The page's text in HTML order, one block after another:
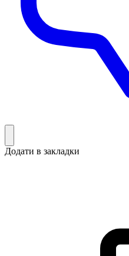
Додати в закладки